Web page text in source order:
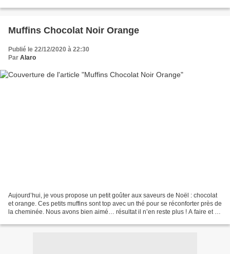
Muffins Chocolat Noir Orange
Publié le 22/12/2020 à 22:30
Par Alaro
Aujourd’hui, je vous propose un petit goûter aux saveurs de Noël : chocolat
et orange. Ces petits muffins sont top avec un thé pour se réconforter près de
la cheminée. Nous avons bien aimé… résultat il n’en reste plus ! A faire et à